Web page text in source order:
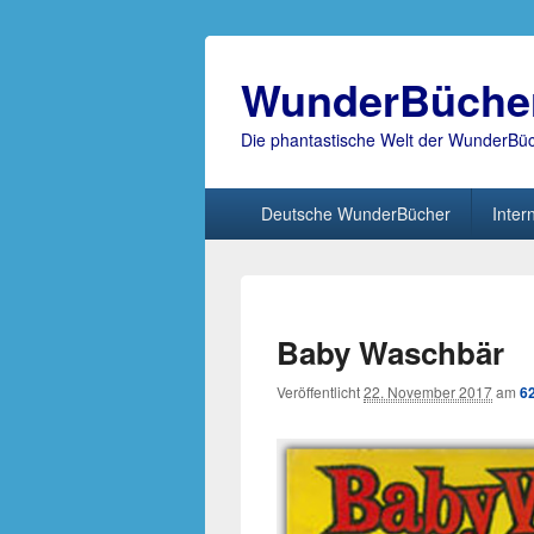
Die phantastische Welt der
Deutsche WunderBücher
Baby Waschbär
Veröffentlicht22. November 2017am